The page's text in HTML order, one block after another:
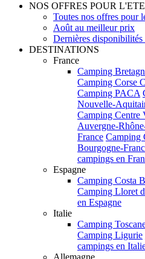
NOS OFFRES POUR L'ETE
Toutes nos offres pour
Août au meilleur prix
Dernières
DESTINATIONS
France
Camping
Camping Corse
Camping PACA
Nouvelle-
Camping Centre
Auvergne-
France Camping
Bourgogne-
campings en
Espagne
Camping Costa
Camping Lloret
en Espagne
Italie
Camping
Camping Ligurie
campings en
Allemagne